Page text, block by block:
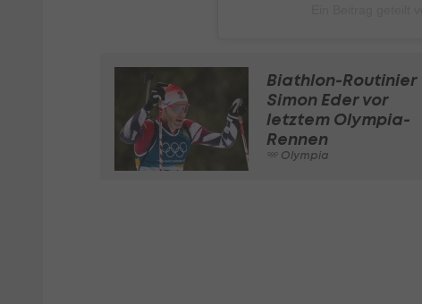
Biathlon-Routinier
Simon Eder vor
letztem Olympia-
Rennen
Olympia